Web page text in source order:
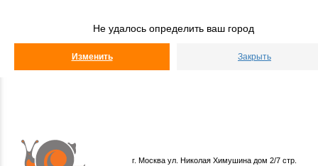
Не удалось определить ваш город
Изменить Закрыть
г. Москва ул. Николая Химушина дом 2/7 стр.